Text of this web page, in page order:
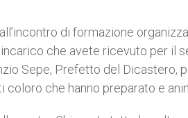
di formazione
che avete ricevuto per il
Sepe, Prefetto del Dicastero,
coloro che hanno preparato e